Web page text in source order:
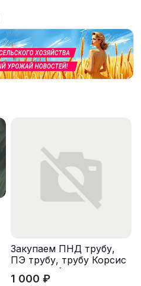
Закупаем ПНД трубу,
ПЭ трубу, трубу Корсис
оптом от 1 тонны
1 000 ₽